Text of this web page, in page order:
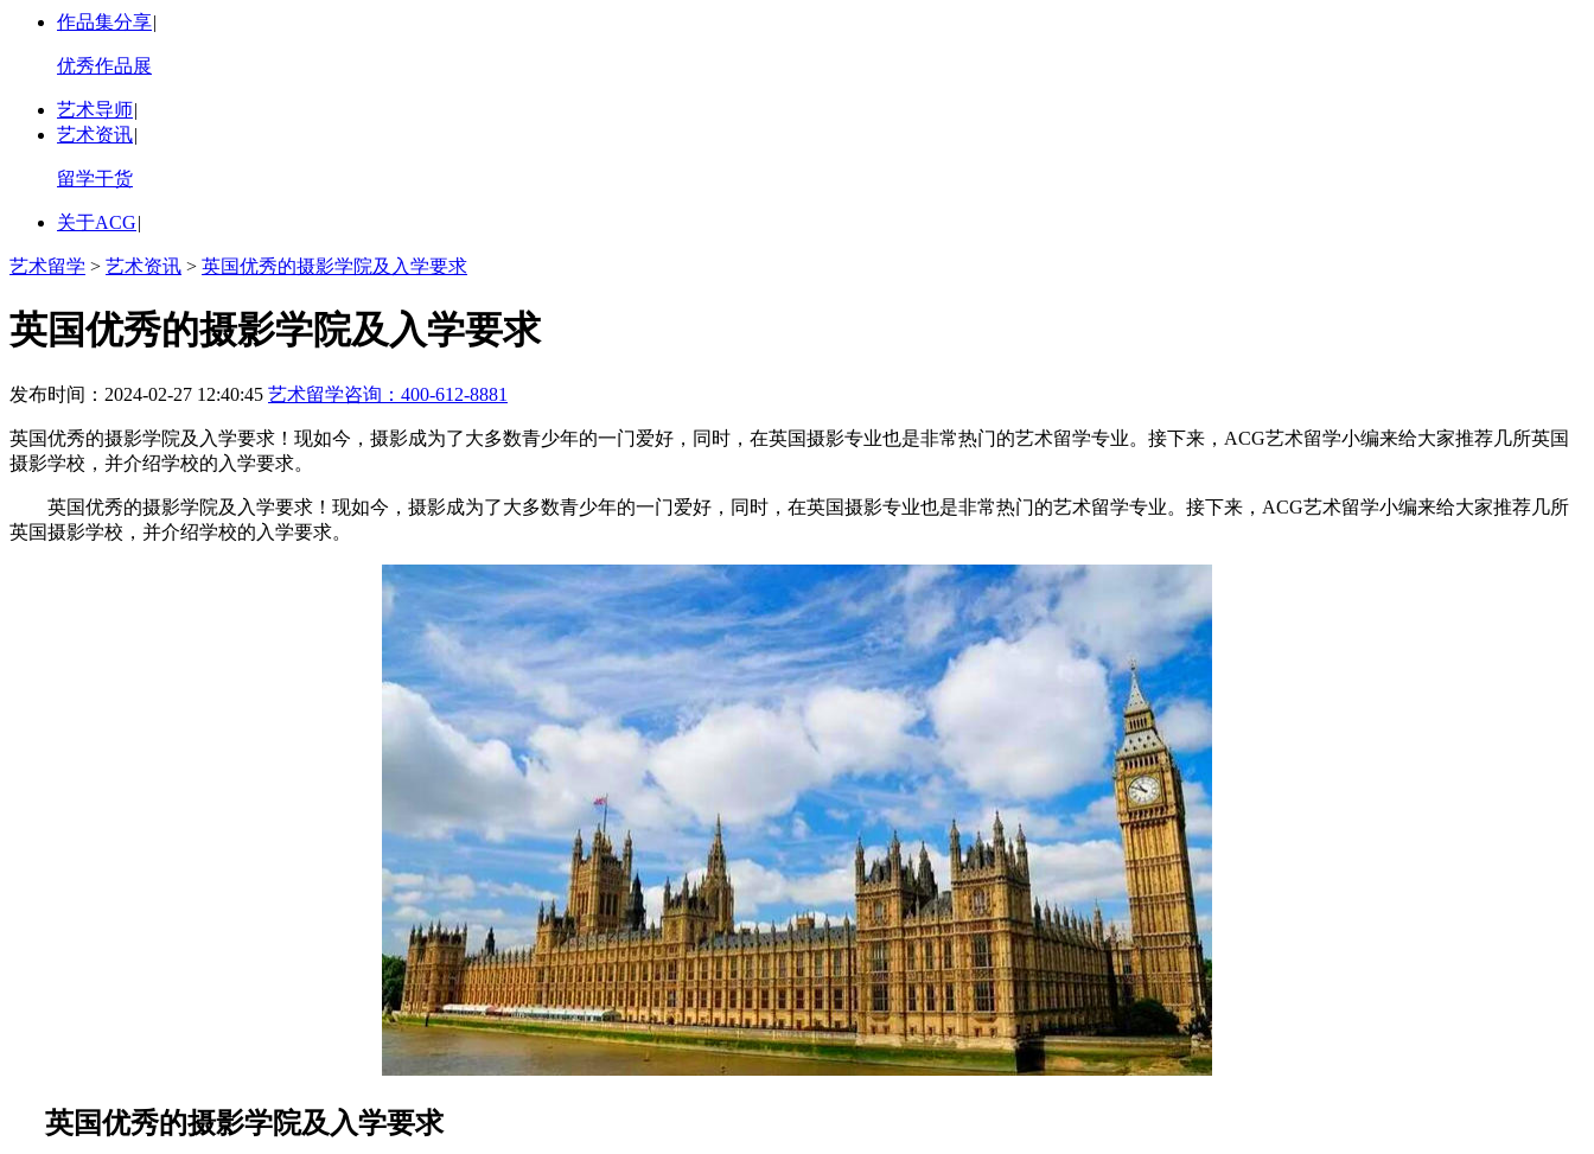
作品集分享|
优秀作品展
艺术导师|
艺术资讯|
留学干货
关于ACG|
艺术留学 > 艺术资讯 > 英国优秀的摄影学院及入学要求
英国优秀的摄影学院及入学要求
发布时间：2024-02-27 12:40:45 艺术留学咨询： 400-612-8881
英国优秀的摄影学院及入学要求！现如今，摄影成为了大多数青少年的一门爱好，同时，在英国摄影专业也是非常热门的艺术留学专业。接下来，ACG艺术留学小编来给大家推荐几所英国
摄影学校，并介绍学校的入学要求。
英国优秀的摄影学院及入学要求！现如今，摄影成为了大多数青少年的一门爱好，同时，在英国摄影专业也是非常热门的艺术留学专业。接下来，ACG艺术留学小编来给大家推荐几所
英国摄影学校，并介绍学校的入学要求。
英国优秀的摄影学院及入学要求